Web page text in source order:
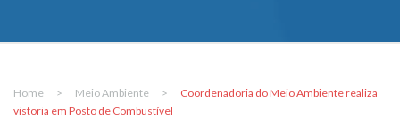
Home > Meio Ambiente >
Coordenadoria do Meio Ambiente realiza
vistoria em Posto de Combustível